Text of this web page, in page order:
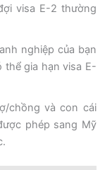
visa E-2 thường
nghiệp của bạn
gia hạn visa E-
chồng và con cái
phép sang Mỹ